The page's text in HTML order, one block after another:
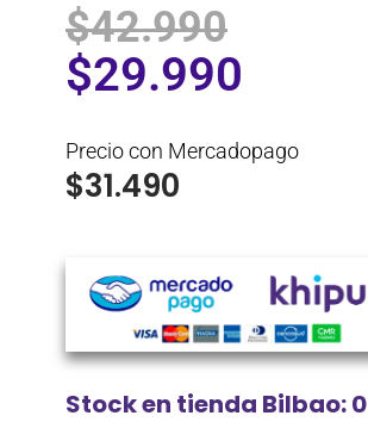
$42.990
$29.990
Precio con Mercadopago
$31.490
Stock en tienda Bilbao: 0